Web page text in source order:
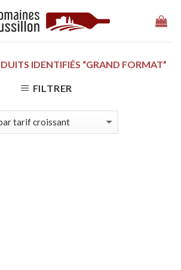
IDENTIFIÉS “GRAND FORMAT”
FILTRER